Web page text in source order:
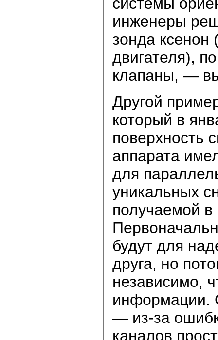
инженеры
зонда ксенон
двигателя),
клапаны, —
Другой
который в
поверхность
аппарата
для
уникальных
получаемой в
будут для
друга, но
независимо,
информации.
— из-за
каналов